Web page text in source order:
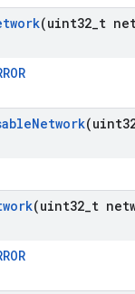
(uint32 t
Network
(uint32 t